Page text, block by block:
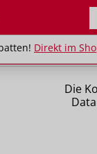
Direkt im
Die